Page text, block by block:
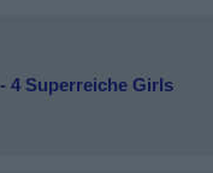
4 Superreiche Girls